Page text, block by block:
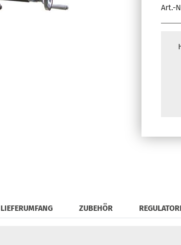
Art.-
LIEFERUMFANG ZUBEHÖR